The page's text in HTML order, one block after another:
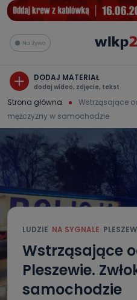
Na żywo
DODAJ MATERIAŁ
dodaj wideo, zdjęcie, tekst
Strona główna
Wstrząsające
mężczyzny w samochodzie
LUDZIE NA SYGNALE PLESZEW
Wstrząsające
Pleszewie.
samochodzie